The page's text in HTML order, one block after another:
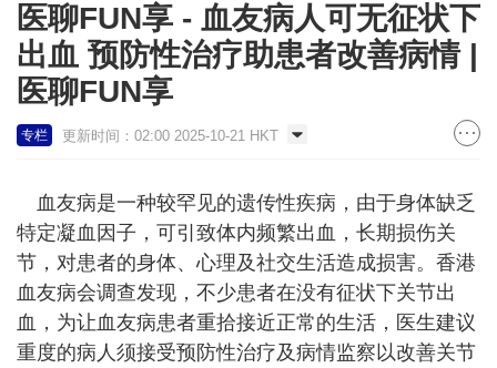
医聊FUN享 - 血友病人可无征状下
出血 预防性治疗助患者改善病情 |
医聊FUN享
专栏 更新时间：02:00 2025-10-21 HKT
血友病是一种较罕见的遗传性疾病，由于身体缺乏
特定凝血因子，可引致体内频繁出血，长期损伤关
节，对患者的身体、心理及社交生活造成损害。香港
血友病会调查发现，不少患者在没有征状下关节出
血，为让血友病患者重拾接近正常的生活，医生建议
重度的病人须接受预防性治疗及病情监察以改善关节